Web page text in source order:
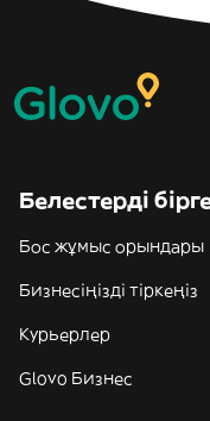
Белестерді
Бос жұмыс орындары
Бизнесіңізді тіркеңіз
Курьерлер
Glovo Бизнес